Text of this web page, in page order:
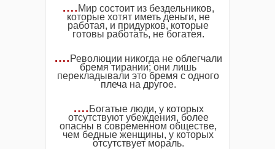
….Мир состоит из бездельников,
которые хотят иметь деньги, не
работая, и придурков, которые
готовы работать, не богатея.
….Революции никогда не облегчали
бремя тирании; они лишь
перекладывали это бремя с одного
плеча на другое.
….Богатые люди, у которых
отсутствуют убеждения, более
опасны в современном обществе,
чем бедные женщины, у которых
отсутствует мораль.